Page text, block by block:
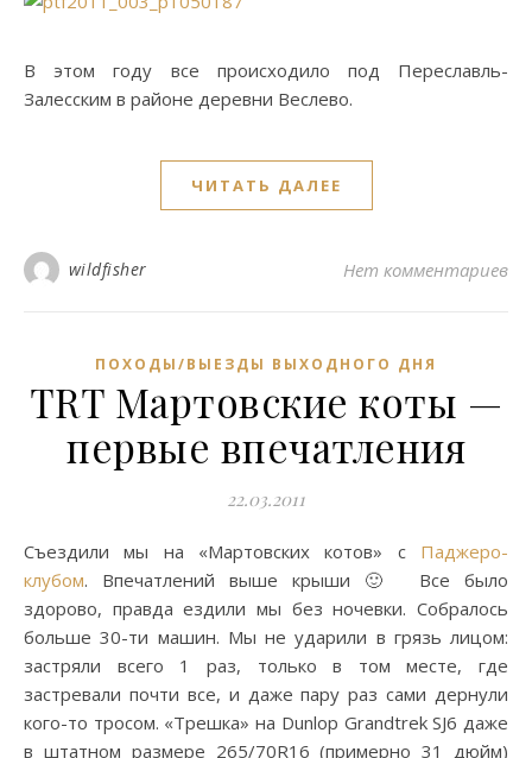
В этом году все происходило под Переславль-
Залесским в районе деревни Веслево.
ЧИТАТЬ ДАЛЕЕ
wildfisher Нет комментариев
ПОХОДЫ/ВЫЕЗДЫ ВЫХОДНОГО ДНЯ
TRT Мартовские коты —
первые впечатления
22.03.2011
Съездили мы на «Мартовских котов» с Паджеро-
клубом. Впечатлений выше крыши 🙂 Все было
здорово, правда ездили мы без ночевки. Собралось
больше 30-ти машин. Мы не ударили в грязь лицом:
застряли всего 1 раз, только в том месте, где
застревали почти все, и даже пару раз сами дернули
кого-то тросом. «Трешка» на Dunlop Grandtrek SJ6 даже
в штатном размере 265/70R16 (примерно 31 дюйм)